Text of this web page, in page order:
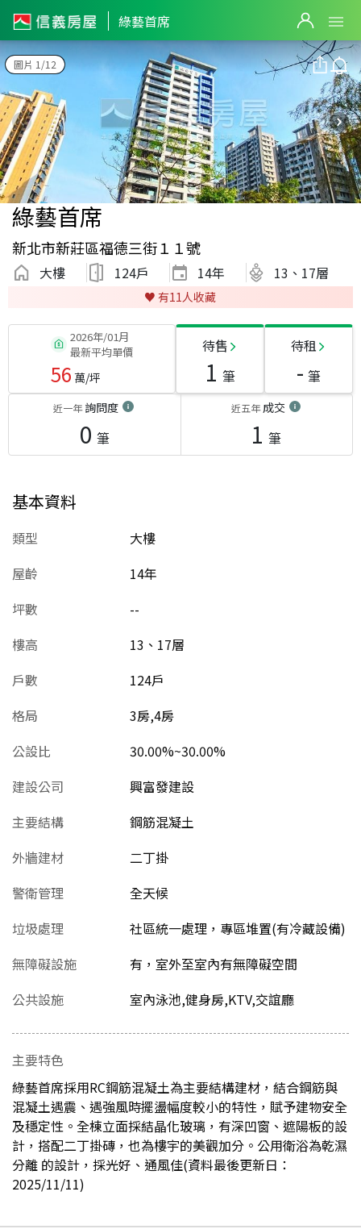
綠藝首席
圖片 1/12
綠藝首席
新北市新莊區福德三街１１號
大樓 124戶 14年 13、17層
♥️ 有11 人收藏
2026年/01月
最新平均單價
56 萬/坪
待售
1 筆
待租
- 筆
近一年詢問度
0 筆
近五年成交
1 筆
基本資料
類型
大樓
屋齡
14年
坪數
--
樓高
13、17層
戶數
124戶
格局
3房,4房
公設比
30.00%~30.00%
建設公司
興富發建設
主要結構
鋼筋混凝土
外牆建材
二丁掛
警衛管理
全天候
垃圾處理
社區統一處理，專區堆置(有冷藏設備)
無障礙設施
有，室外至室內有無障礙空間
公共設施
室內泳池,健身房,KTV,交誼廳
主要特色
綠藝首席採用RC鋼筋混凝土為主要結構建材，結合鋼筋與
混凝土遇震、遇強風時擺盪幅度較小的特性，賦予建物安全
及穩定性。全棟立面採結晶化玻璃，有深凹窗、遮陽板的設
計，搭配二丁掛磚，也為樓宇的美觀加分。公用衛浴為乾濕
分離 的設計，採光好、通風佳(資料最後更新日：
2025/11/11)